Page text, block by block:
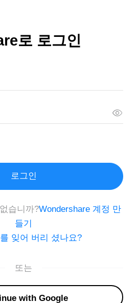
로 로그인
로그인
습니까?Wondershare 계정 만
들기
잊어 버리 셨나요?
또는
with Google